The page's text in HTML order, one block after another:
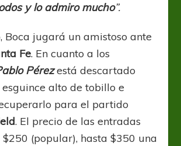
y lo admiro mucho”.
Boca jugará un amistoso ante
Fe. En cuanto a los
Pérezestá descartado
alto de tobillo e
para el partido
. El precio de las entradas
$250 (popular), hasta $350 una